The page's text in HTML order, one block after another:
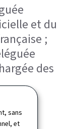
sans
et
et du
;
des